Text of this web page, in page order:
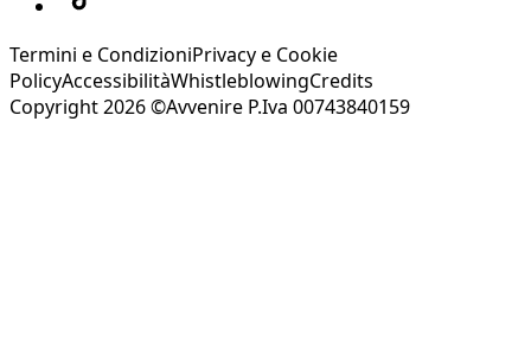
Termini e CondizioniPrivacy e Cookie
PolicyAccessibilitàWhistleblowingCredits
Copyright 2026 ©Avvenire P.Iva 00743840159